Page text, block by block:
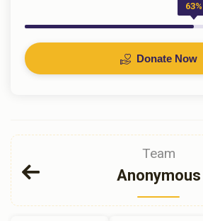
63%
Donate Now
Team
Anonymous